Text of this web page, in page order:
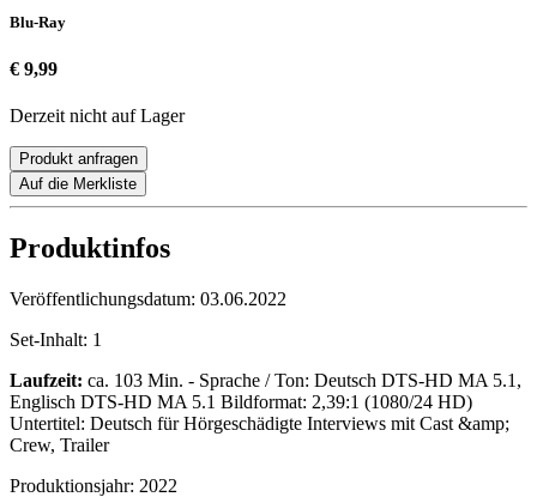
Blu-Ray
€ 9,99
Derzeit nicht auf Lager
Produkt anfragen
Auf die Merkliste
Produktinfos
Veröffentlichungsdatum: 03.06.2022
Set-Inhalt: 1
Laufzeit: ca. 103 Min. - Sprache / Ton: Deutsch DTS-HD MA 5.1,
Englisch DTS-HD MA 5.1 Bildformat: 2,39:1 (1080/24 HD)
Untertitel: Deutsch für Hörgeschädigte Interviews mit Cast &amp;
Crew, Trailer
Produktionsjahr: 2022